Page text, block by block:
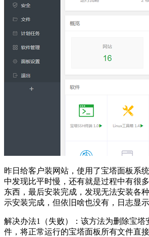
昨日给客户装网站，使用了宝塔面板系
中发现比平时慢，还有就是过程中有很
东西，最后安装完成，发现无法安装各
示安装完成，但依旧啥也没有，日志显
解决办法1（失败）：该方法为删除宝塔
件，将正常运行的宝塔面板所有文件直